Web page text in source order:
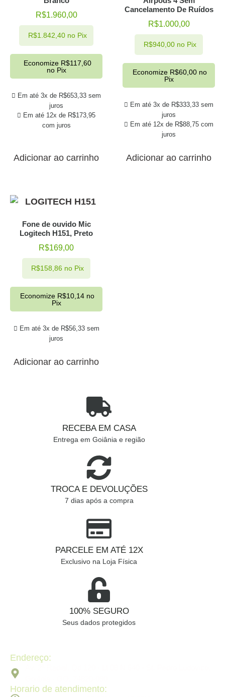
R$1.960,00
Em até 3x de R$653,33 sem
juros
Em até 12x de R$173,95
com juros
R$1.842,40 no Pix
Economize R$117,60
no Pix
Adicionar ao carrinho
Cancelamento De Ruídos
R$1.000,00
Em até 3x de R$333,33 sem
juros
Em até 12x de R$88,75 com
juros
R$940,00 no Pix
Economize R$60,00 no
Pix
Adicionar ao carrinho
Fone de ouvido Mic
Logitech H151, Preto
R$169,00
Em até 3x de R$56,33sem
juros
R$158,86 no Pix
Economize R$10,14 no
Pix
Adicionar ao carrinho
RECEBA EM CASA
Entrega em Goiânia e região
TROCA E DEVOLUÇÕES
7 dias após a compra
PARCELE EM ATÉ 12X
Exclusivo na Loja Física
100% SEGURO
Seus dados protegidos
Endereço:
Horario de atendimento: